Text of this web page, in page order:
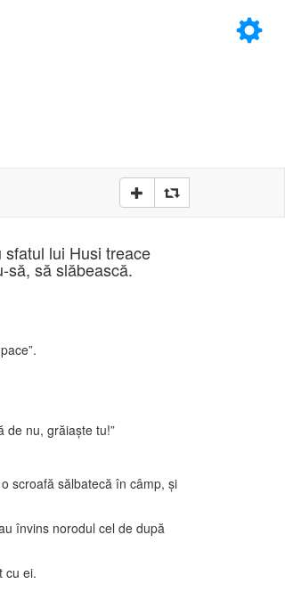
×
lui Husi treace
să, să slăbească.
de nu, grăiaşte tu!”
scroafă sălbatecă în câmp, şi
învins norodul cel de după
cu ei.